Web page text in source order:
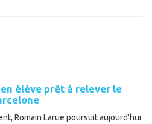
élève prêt à relever le
Romain Larue poursuit aujourd'hui